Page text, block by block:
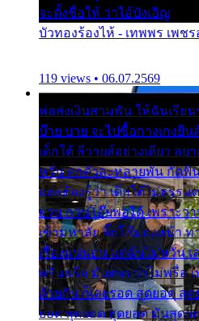
จะตั้งชื่อให้ ว่าไอ้บังเอิญ
บัวทองร้องไห้ - เทพพร เพช
119 views • 06.07.2569
พ่อส่งเงินสามพัน ให้ฉันเรีย
บ๊าย บาย จะไปซื้อกางเกงยีน
เด็กใต้ ลีวายส์อย่างเดียว อย
หวั่น ตกตัวละหลายพัน กัดฟั
และต้องรู้ว่า เด็กใต้ไม่ธรรม
ยวน กวนโอ๊ยพอได้ เพราะว่
เข้ามหาลัย จิ๊กโก๊มองหน้า
เรื่องแน่นอน แต่ฉันไม่หวั่น
พรั่นพรือ มันตอบว่าไม่พรื่อ เ
ด้วยกัน ก็เลยรอด สุดยอด สุ
ยอด สุดยอด สุดยอด มันสุดย